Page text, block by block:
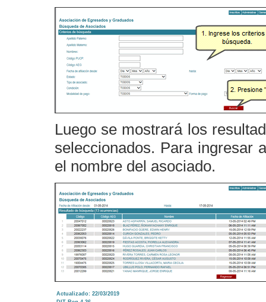
Luego se mostrará los
seleccionados. Para ingresar
el nombre del asociado.
Actualizado: 22/03/2019